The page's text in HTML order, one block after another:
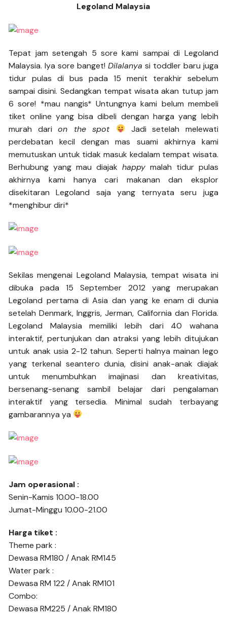
Legoland Malaysia
Tepat jam setengah 5 sore kami sampai di Legoland
Malaysia. Iya sore banget! Dilalanya si toddler baru juga
tidur pulas di bus pada 15 menit terakhir sebelum
sampai disini. Sedangkan tempat wisata akan tutup jam
6 sore! *mau nangis* Untungnya kami belum membeli
tiket online yang bisa dibeli dengan harga yang lebih
murah darion the spot
Jadi setelah melewati
perdebatan kecil dengan mas suami akhirnya kami
memutuskan untuk tidak masuk kedalam tempat wisata.
Berhubung yang mau diajak happymalah tidur pulas
akhirnya kami hanya cari makanan dan eksplor
disekitaran Legoland saja yang ternyata seru juga
*menghibur diri*
Sekilas mengenai Legoland Malaysia, tempat wisata ini
dibuka pada 15 September 2012 yang merupakan
Legoland pertama di Asia dan yang ke enam di dunia
setelah Denmark, Inggris, Jerman, California dan Florida.
Legoland Malaysia memiliki lebih dari 40 wahana
interaktif, pertunjukan dan atraksi yang lebih ditujukan
untuk anak usia 2-12 tahun. Seperti halnya mainan lego
yang terkenal seantero dunia, disini anak-anak diajak
untuk menumbuhkan imajinasi dan kreativitas,
bersenang-senang sambil belajar dari pengalaman
interaktif yang tersedia. Minimal sudah terbayang
gambarannya ya
Jam operasional :
Senin-Kamis 10.00-18.00
Jumat-Minggu 10.00-21.00
Harga tiket :
Theme park :
Dewasa RM180 / Anak RM145
Water park :
Dewasa RM 122 / Anak RM101
Combo:
Dewasa RM225 / Anak RM180